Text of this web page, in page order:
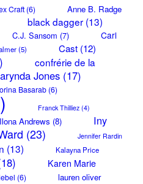
Craft(6)
Anne B. Radge
black dagger(13)
C.J. Sansom (7)
Carl
(5) Cast(12)
confrérie de la
Jones(17)
Basarab(6)
Franck Thilliez(4)
Ilona Andrews (8)
Iny
(23)
Jennifer Rardin
(13)
Kalayna Price
Karen Marie
(6)
lauren oliver